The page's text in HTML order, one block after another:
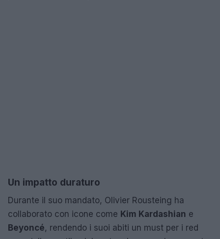
Un impatto duraturo
Durante il suo mandato, Olivier Rousteing ha
collaborato con icone come Kim Kardashian e
Beyoncé, rendendo i suoi abiti un must per i red